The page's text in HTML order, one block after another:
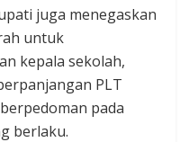
juga menegaskan
untuk
kepala sekolah,
PLT
pada
berlaku.